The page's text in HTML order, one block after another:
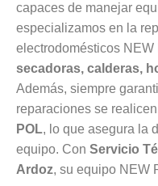
capaces de manejar
especializamos en la
electrodomésticos NEW
secadoras, calderas,
Además, siempre
reparaciones se
POL, lo que asegura la
equipo. Con Servicio
Ardoz, su equipo NEW